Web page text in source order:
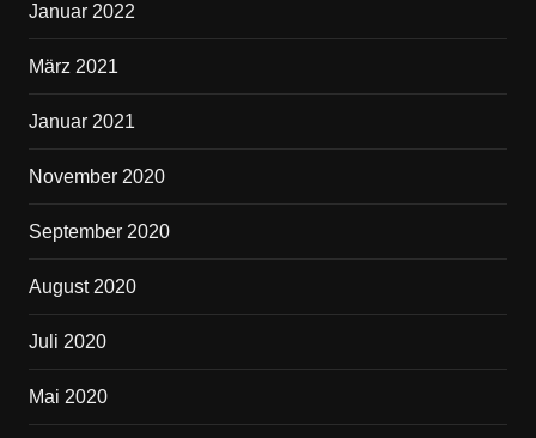
Januar 2022
März 2021
Januar 2021
November 2020
September 2020
August 2020
Juli 2020
Mai 2020